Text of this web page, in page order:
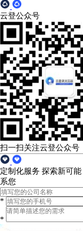
云登公众号
扫一扫关注云登公众号
定制化服务 探索新可能
系您
*
*